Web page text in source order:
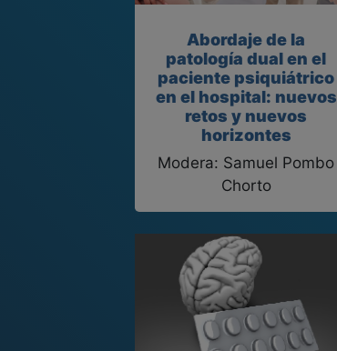
Abordaje de la
patología dual en el
paciente psiquiátrico
en el hospital: nuevos
retos y nuevos
horizontes
Modera: Samuel Pombo
Chorto